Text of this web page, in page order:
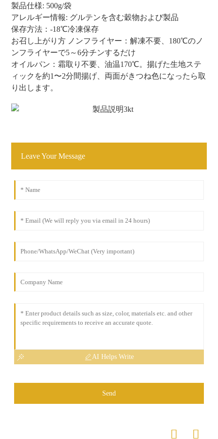
製品仕様: 500g/袋
アレルギー情報: グルテンを含む穀物および製品
保存方法：-18℃冷凍保存
お召し上がり方 ノンフライヤー：解凍不要、180℃のノ
ンフライヤーで5～6分チンするだけ
オイルパン：霜取り不要、油温170℃。揚げた生地ステ
ィックを約1〜2分間揚げ、両面がきつね色になったら取
り出します。
Leave Your Message
AI Helps Write
Send